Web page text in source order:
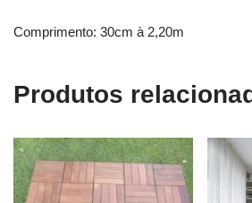
Comprimento: 30cm à 2,20m
Produtos